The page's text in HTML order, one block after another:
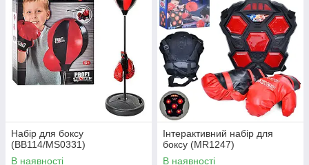
Набір для боксу
(BB114/MS0331)
В наявності
Інтерактивний набір для
боксу (MR1247)
В наявності